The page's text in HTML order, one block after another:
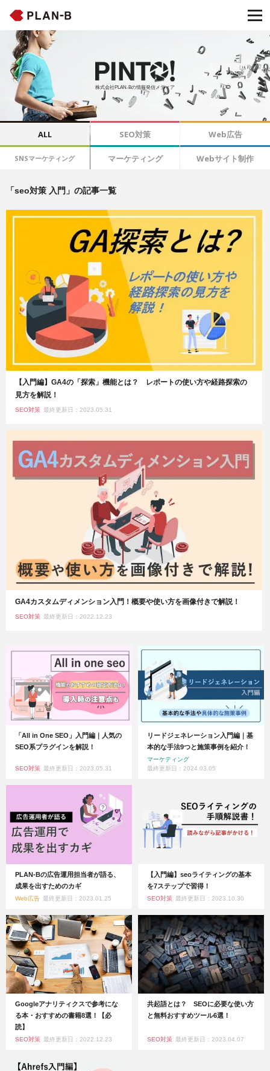
株式会社PLAN-Bの情報発信メディア
ALL SEO対策 Web広告
SNSマーケティング マーケティング Webサイト制作
「seo対策 入門」の記事一覧
【入門編】GA4の「探索」機能とは？ レポートの使い方や経路探索の
見方を解説！
SEO対策 最終更新日：2023.05.31
GA4カスタムディメンション入門！概要や使い方を画像付きで解説！
SEO対策 最終更新日：2022.12.23
「All in One SEO」入門編｜人気の
SEO系プラグインを解説！
SEO対策 最終更新日：2023.05.31
リードジェネレーション入門編｜基
本的な手法9つと施策事例を紹介！
マーケティング
最終更新日：2024.03.05
PLAN-Bの広告運用担当者が語る、
成果を出すためのカギ
Web広告 最終更新日：2023.01.25
【入門編】seoライティングの基本
を7ステップで習得！
SEO対策 最終更新日：2023.10.30
Googleアナリティクスで参考にな
る本・おすすめの書籍8選！【必
読】
SEO対策 最終更新日：2022.12.23
共起語とは？ SEOに必要な使い方
と無料おすすめツール6選！
SEO対策 最終更新日：2023.04.07